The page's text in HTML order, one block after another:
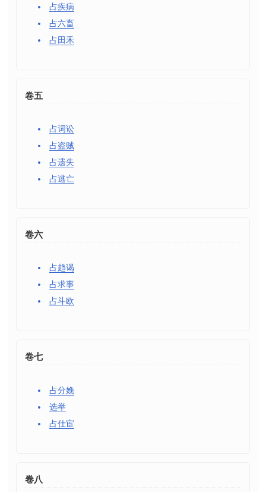
占疾病
占六畜
占田禾
卷五
占词讼
占盗贼
占遗失
占逃亡
卷六
占趋谒
占求事
占斗欧
卷七
占分娩
选举
占仕宦
卷八